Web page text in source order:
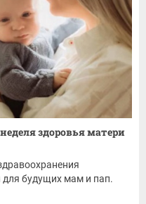
здоровья матери
для будущих мам и пап.